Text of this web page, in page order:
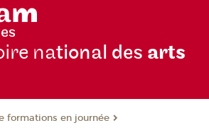
national des arts
formations en journée